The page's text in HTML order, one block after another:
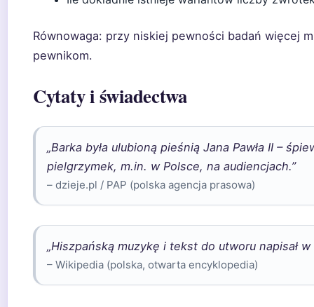
Równowaga: przy niskiej pewności badań więcej
pewnikom.
Cytaty i świadectwa
„Barka była ulubioną pieśnią Jana Pawła II –
pielgrzymek, m.in. w Polsce, na audiencjach.”
– dzieje.pl / PAP (polska agencja prasowa)
„Hiszpańską muzykę i tekst do utworu napisał
– Wikipedia (polska, otwarta encyklopedia)